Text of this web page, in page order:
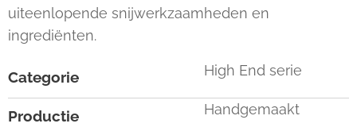
uiteenlopende snijwerkzaamheden en
ingrediënten.
Categorie High End serie
Productie Handgemaakt